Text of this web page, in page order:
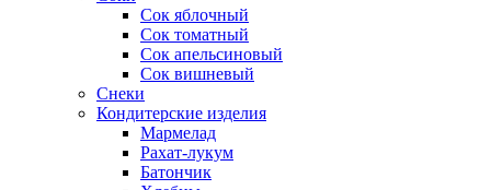
Сок яблочный
Сок томатный
Сок апельсиновый
Сок вишневый
Снеки
Кондитерские изделия
Мармелад
Рахат-лукум
Батончик